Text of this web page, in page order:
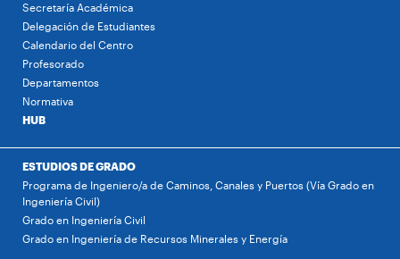
Secretaría Académica
Delegación de Estudiantes
Calendario del Centro
Profesorado
Departamentos
Normativa
HUB
ESTUDIOS DE GRADO
Programa de Ingeniero/a de Caminos, Canales y Puertos (Vía Grado en
Ingeniería Civil)
Grado en Ingeniería Civil
Grado en Ingeniería de Recursos Minerales y Energía